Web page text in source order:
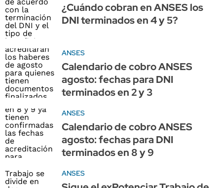
¿Cuándo cobran en ANSES los
DNI terminados en 4 y 5?
ANSES
Calendario de cobro ANSES
agosto: fechas para DNI
terminados en 2 y 3
ANSES
Calendario de cobro ANSES
agosto: fechas para DNI
terminados en 8 y 9
ANSES